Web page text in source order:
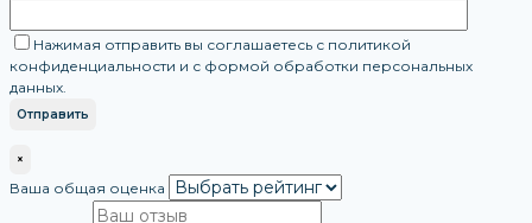
Нажимая отправить вы соглашаетесь с политикой
конфиденциальности и с формой обработки персональных
данных.
×
Ваша общая оценка